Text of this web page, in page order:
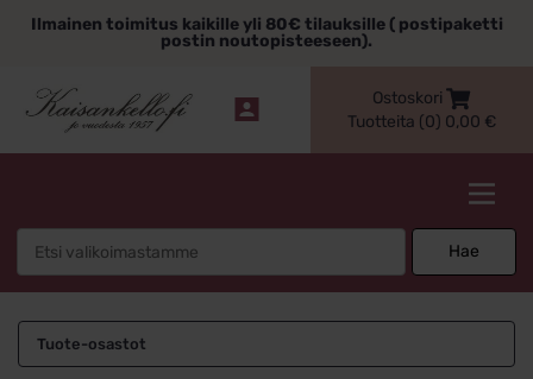
sisältöönIlmainen toimitus kaikille yli 80€ tilauksille ( postipaketti
postin noutopisteeseen).
Ostoskori
Tuotteita (0) 0,00 €
Hae
Tuote-osastot